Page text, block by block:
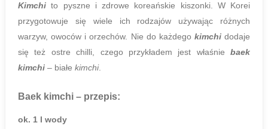
Kimchi to pyszne i zdrowe koreańskie kiszonki. W Korei
przygotowuje się wiele ich rodzajów używając różnych
warzyw, owoców i orzechów. Nie do każdego kimchidodaje
się też ostre chilli, czego przykładem jest właśnie baek
kimchi – białe kimchi.
Baek kimchi – przepis:
ok. 1 l wody